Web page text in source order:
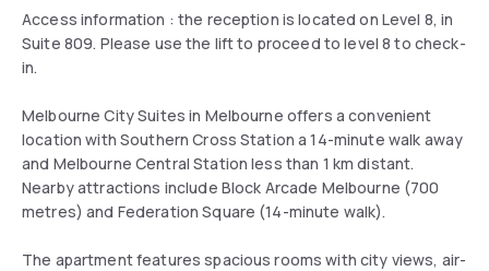
Access information : the reception is located on Level 8, in
Suite 809. Please use the lift to proceed to level 8 to check-
in.
Melbourne City Suites in Melbourne offers a convenient
location with Southern Cross Station a 14-minute walk away
and Melbourne Central Station less than 1 km distant.
Nearby attractions include Block Arcade Melbourne (700
metres) and Federation Square (14-minute walk).
The apartment features spacious rooms with city views, air-